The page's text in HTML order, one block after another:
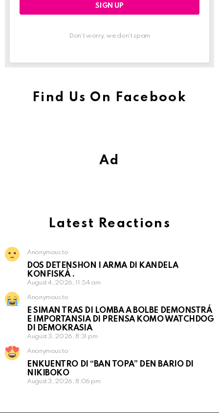
Don't worry, we don't spam
Find Us On Facebook
Ad
Latest Reactions
Anonymous to
DOS DETENSHON I ARMA DI KANDELA
KONFISKÁ .
August 4, 2026, 11:54 am
Anonymous to
E SIMAN TRAS DI LOMBA A BOLBE DEMONSTRÁ
E IMPORTANSIA DI PRENSA KOMO WATCHDOG
DI DEMOKRASIA
August 3, 2026, 8:31 pm
Anonymous to
ENKUENTRO DI “BAN TOPA” DEN BARIO DI
NIKIBOKO
August 3, 2026, 8:06 pm